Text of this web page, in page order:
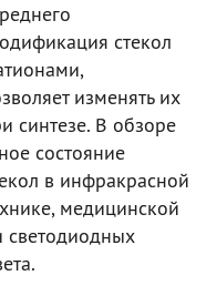
стекол
изменять их
синтезе. В обзоре
состояние
в инфракрасной
медицинской
светодиодных